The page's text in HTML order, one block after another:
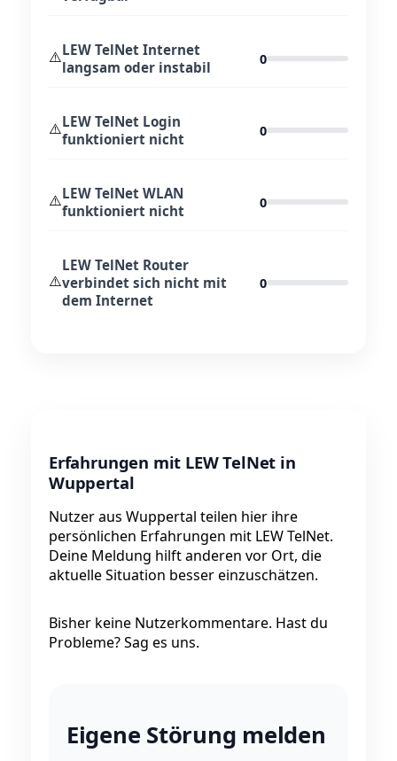
⚠️LEW TelNet Internet
langsam oder instabil
0
⚠️LEW TelNet Login
funktioniert nicht
0
⚠️LEW TelNet WLAN
funktioniert nicht
0
⚠️
LEW TelNet Router
verbindet sich nicht mit
dem Internet
0
Erfahrungen mit LEW TelNet in
Wuppertal
Nutzer aus Wuppertal teilen hier ihre
persönlichen Erfahrungen mit LEW TelNet.
Deine Meldung hilft anderen vor Ort, die
aktuelle Situation besser einzuschätzen.
Bisher keine Nutzerkommentare. Hast du
Probleme? Sag es uns.
Eigene Störung melden